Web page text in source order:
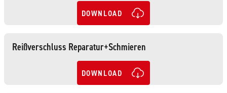
DOWNLOAD
Reißverschluss Reparatur+Schmieren
DOWNLOAD